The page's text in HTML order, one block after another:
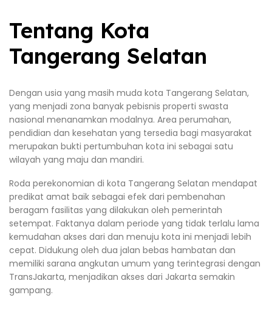
Tentang Kota
Tangerang Selatan
Dengan usia yang masih muda kota Tangerang Selatan,
yang menjadi zona banyak pebisnis properti swasta
nasional menanamkan modalnya. Area perumahan,
pendidian dan kesehatan yang tersedia bagi masyarakat
merupakan bukti pertumbuhan kota ini sebagai satu
wilayah yang maju dan mandiri.
Roda perekonomian di kota Tangerang Selatan mendapat
predikat amat baik sebagai efek dari pembenahan
beragam fasilitas yang dilakukan oleh pemerintah
setempat. Faktanya dalam periode yang tidak terlalu lama
kemudahan akses dari dan menuju kota ini menjadi lebih
cepat. Didukung oleh dua jalan bebas hambatan dan
memiliki sarana angkutan umum yang terintegrasi dengan
TransJakarta, menjadikan akses dari Jakarta semakin
gampang.